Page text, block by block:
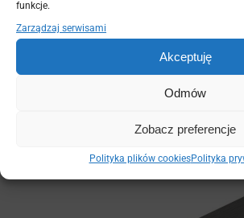
funkcje.
Zarządzaj serwisami
Akceptuję
Odmów
Zobacz preferencje
Polityka plików cookiesPolityka